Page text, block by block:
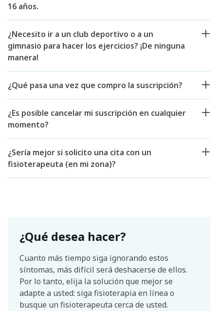
16 años.
¿Necesito ir a un club deportivo o a un
gimnasio para hacer los ejercicios? ¡De ninguna
manera!
¿Qué pasa una vez que compro la suscripción?
¿Es posible cancelar mi suscripción en cualquier
momento?
¿Sería mejor si solicito una cita con un
fisioterapeuta (en mi zona)?
¿Qué desea hacer?
Cuanto más tiempo siga ignorando estos
síntomas, más difícil será deshacerse de ellos.
Por lo tanto, elija la solución que mejor se
adapte a usted: siga fisioterapia en línea o
busque un fisioterapeuta cerca de usted.